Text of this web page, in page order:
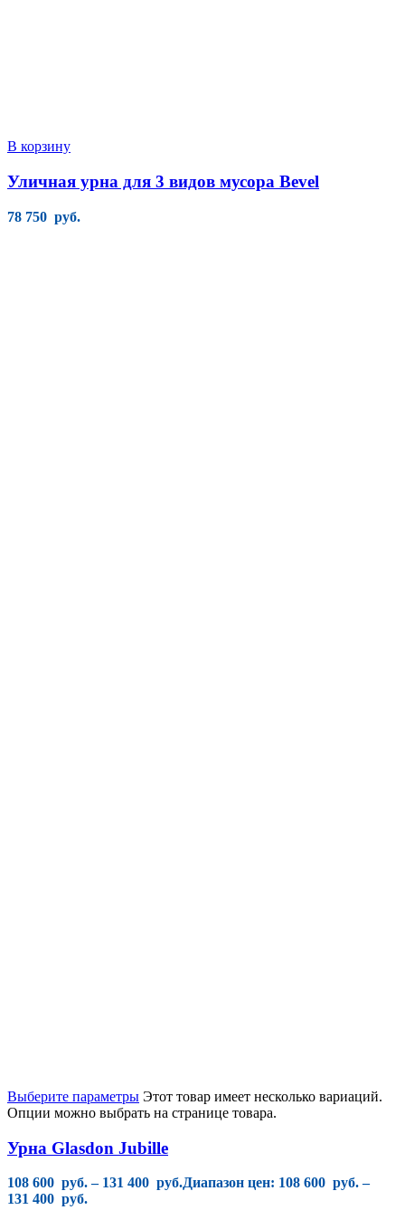
В корзину
Уличная урна для 3 видов мусора Bevel
78 750 руб.
Выберите параметры Этот товар имеет несколько вариаций.
Опции можно выбрать на странице товара.
Урна Glasdon Jubille
108 600 руб. – 131 400 руб.Диапазон цен: 108 600 руб. –
131 400 руб.